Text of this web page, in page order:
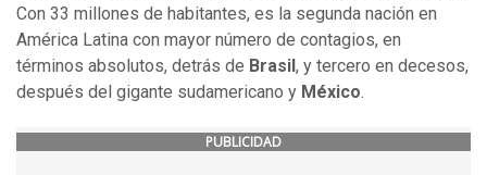
Con 33 millones de habitantes, es la segunda nación en
América Latina con mayor número de contagios, en
términos absolutos, detrás de Brasil , y tercero en decesos,
después del gigante sudamericano y México.
PUBLICIDAD